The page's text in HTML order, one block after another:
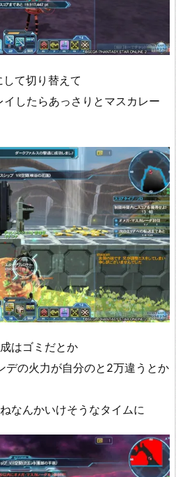
て切り替えて
したらあっさりとマスカレー
はゴミだとか
デの火力が自分のと2万違うとか
なんかいけそうなタイムに